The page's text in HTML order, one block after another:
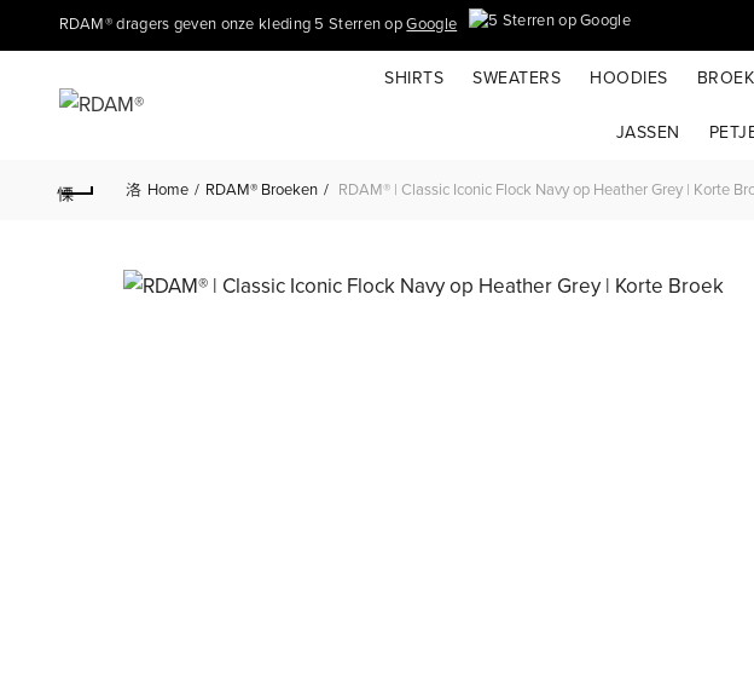
RDAM® dragers geven onze kleding 5 Sterren opGoogle
SHIRTS SWEATERS HOODIES
JASSEN
Home RDAM® Broeken RDAM® | Classic Iconic Flock Navy op Heather Grey | Korte